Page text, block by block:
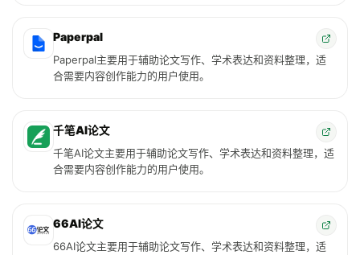
Paperpal
Paperpal主要用于辅助论文写作、学术表达和资料整理，适
合需要内容创作能力的用户使用。
千笔AI论文
千笔AI论文主要用于辅助论文写作、学术表达和资料整理，适
合需要内容创作能力的用户使用。
66AI论文
66AI论文主要用于辅助论文写作、学术表达和资料整理，适